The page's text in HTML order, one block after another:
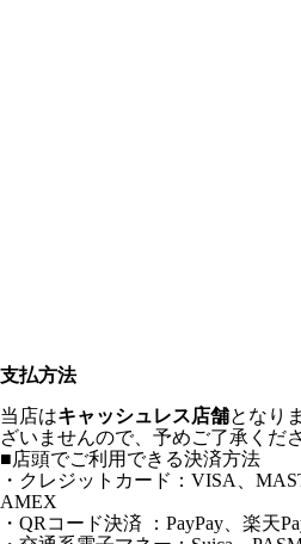
支払方法
当店はキャッシュレス店舗となり
ざいませんので、予めご了承くださ
■店頭でご利用できる決済方法
・クレジットカード：VISA、
AMEX
・QRコード決済 ：PayPay、楽天